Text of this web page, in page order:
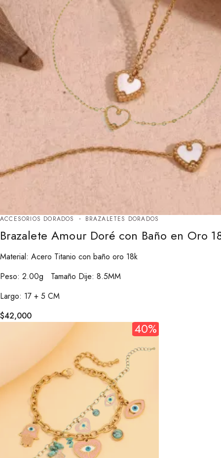
ACCESORIOS DORADOS BRAZALETES DORADOS
Brazalete Amour Doré con Baño en Oro
Material: Acero Titanio con baño oro 18k
Peso: 2.00g Tamaño Dije: 8.5MM
Largo: 17 + 5 CM
$42,000
40%